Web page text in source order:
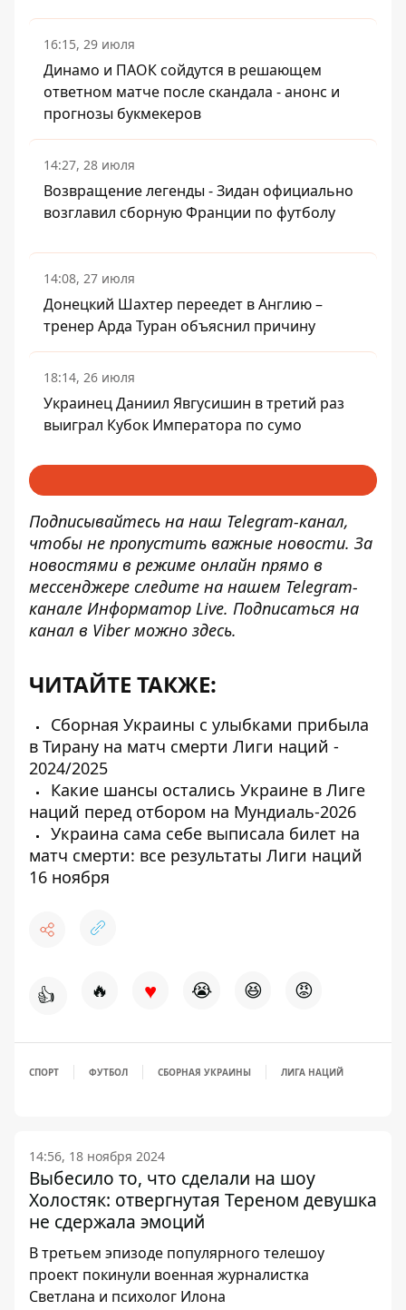
16:15, 29 июля
Динамо и ПАОК сойдутся в решающем
ответном матче после скандала - анонс и
прогнозы букмекеров
14:27, 28 июля
Возвращение легенды - Зидан официально
возглавил сборную Франции по футболу
14:08, 27 июля
Донецкий Шахтер переедет в Англию –
тренер Арда Туран объяснил причину
18:14, 26 июля
Украинец Даниил Явгусишин в третий раз
выиграл Кубок Императора по сумо
Подписывайтесь на наш Telegram-канал,
чтобы не пропустить важные новости. За
новостями в режиме онлайн прямо в
мессенджере следите на нашем Telegram-
канале Информатор Live. Подписаться на
канал в Viber можно здесь.
ЧИТАЙТЕ ТАКЖЕ:
Сборная Украины с улыбками прибыла
в Тирану на матч смерти Лиги наций -
2024/2025
Какие шансы остались Украине в Лиге
наций перед отбором на Мундиаль-2026
Украина сама себе выписала билет на
матч смерти: все результаты Лиги наций
16 ноября
👍 🔥 ♥ 😭 😆 😡
СПОРТ ФУТБОЛ СБОРНАЯ УКРАИНЫ ЛИГА НАЦИЙ
14:56, 18 ноября 2024
Выбесило то, что сделали на шоу
Холостяк: отвергнутая Тереном девушка
не сдержала эмоций
В третьем эпизоде ​​популярного телешоу
проект покинули военная журналистка
Светлана и психолог Илона